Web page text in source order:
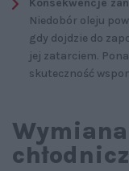
Konsekwencje
Niedobór oleju
gdy dojdzie do
jej zatarciem.
skuteczność
Wymiana